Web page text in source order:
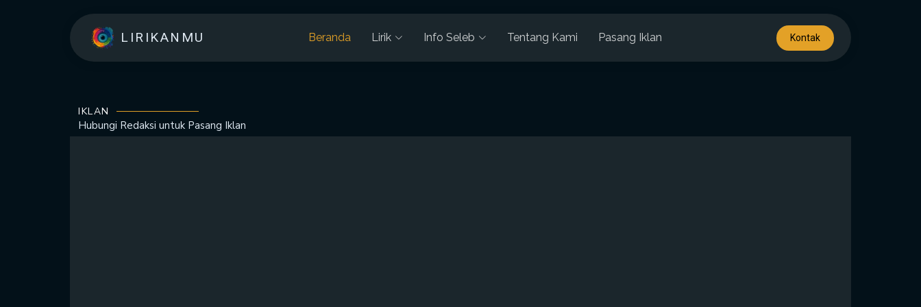
LIRIKANMU Beranda Lirik Info Seleb Tentang Kami Pasang Iklan Kontak
IKLAN
Hubungi Redaksi untuk Pasang Iklan